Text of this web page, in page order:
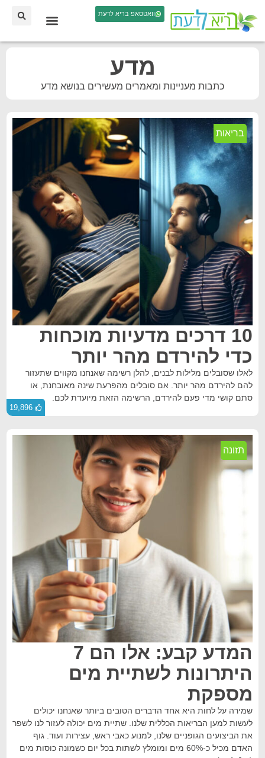
וואטסאפ בריא לדעת
מדע
כתבות מעניינות ומאמרים מעשירים בנושא מדע
בריאות
10 דרכים מדעיות מוכחות
כדי להירדם מהר יותר
לאלו שסובלים מלילות לבנים, להלן רשימה שאנחנו מקווים שתעזור
להם להירדם מהר יותר. אם סובלים מהפרעת שינה מאובחנת, או
סתם קושי מדי פעם להירדם, הרשימה הזאת מיועדת לכם.
19,896
תזונה
המדע קבע: אלו הם 7
היתרונות לשתיית מים
מספקת
שמירה על לחות היא אחד הדברים הטובים ביותר שאנחנו יכולים
לעשות למען הבריאות הכללית שלנו. שתיית מים יכולה לעזור לנו לשפר
את הביצועים הגופניים שלנו, למנוע כאבי ראש, עצירות ועוד. גוף
האדם מכיל כ-60% מים ומומלץ לשתות בכל יום כשמונה כוסות מים